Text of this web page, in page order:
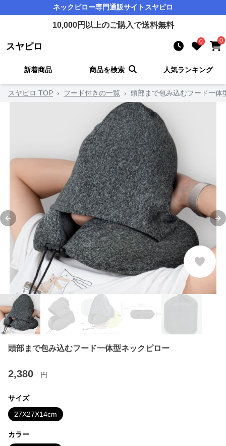
ネックピロー専門通販サイト スヤピロ
10,000円以上のご購入で送料無料
スヤピロ 0 0
新着商品 商品を検索 人気ランキング
スヤピロ TOP › フード付きの一覧 › 頭部まで包み込むフード一体
Previous slide
頭部まで包み込むフード一体型ネックピロー
2,380 円
サイズ
27X27X14cm
カラー